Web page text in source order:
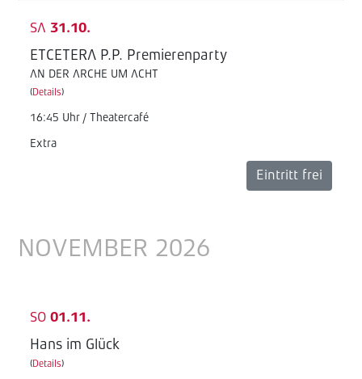
SA 31.10.
ETCETERA P.P. Premierenparty
AN DER ARCHE UM ACHT
(Details)
16:45 Uhr / Theatercafé
Extra
Eintritt frei
NOVEMBER 2026
SO 01.11.
Hans im Glück
(Details)